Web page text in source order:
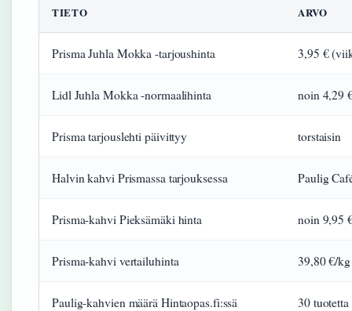
TIETO ARVO
Prisma Juhla Mokka -tarjoushinta 3,95 €
Lidl Juhla Mokka -normaalihinta noin 4,29
Prisma tarjouslehti päivittyy torstaisin
Halvin kahvi Prismassa tarjouksessa Paulig
Prisma-kahvi Pieksämäki hinta noin 9,95
Prisma-kahvi vertailuhinta 39,80 €/
Paulig-kahvien määrä Hintaopas.fi:ssä 30 tuotetta